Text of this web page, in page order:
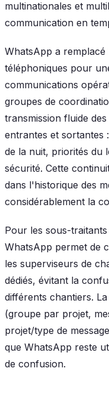
multinationales et
communication en
WhatsApp a remplacé
téléphoniques pour
communications
groupes de
transmission fluide
entrantes et sortantes
de la nuit, priorités du
sécurité. Cette
dans l'historique des
considérablement la
Pour les sous-
WhatsApp permet de
les superviseurs de
dédiés, évitant la
différents chantiers.
(groupe par projet,
projet/type de
que WhatsApp reste
de confusion.